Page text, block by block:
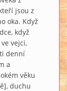
jsou z
oka. Když
když
vejci,
denní
a
věku
duchu